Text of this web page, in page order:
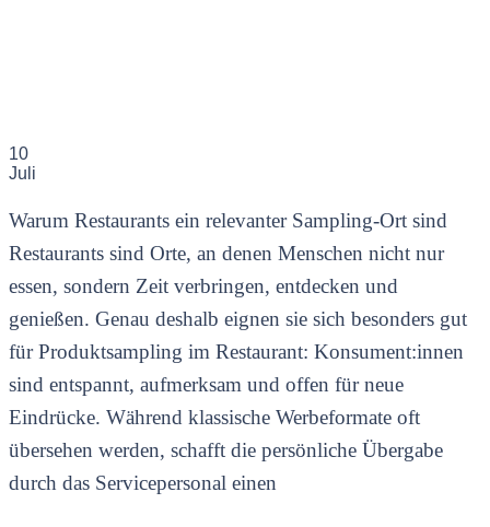
10
Juli
Warum Restaurants ein relevanter Sampling-Ort sind
Restaurants sind Orte, an denen Menschen nicht nur
essen, sondern Zeit verbringen, entdecken und
genießen. Genau deshalb eignen sie sich besonders gut
für Produktsampling im Restaurant: Konsument:innen
sind entspannt, aufmerksam und offen für neue
Eindrücke. Während klassische Werbeformate oft
übersehen werden, schafft die persönliche Übergabe
durch das Servicepersonal einen